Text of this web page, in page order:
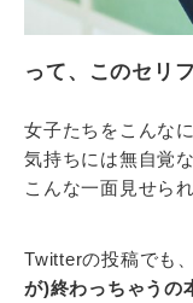
って、このセリ
女子たちをこんな
気持ちには無自覚
こんな一面見せら
Twitterの投稿でも、
が)終わっちゃうの